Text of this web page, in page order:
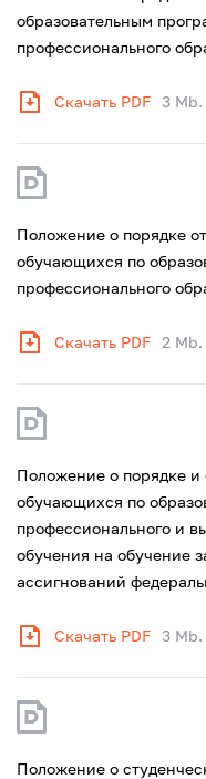
образовательным
профессионального
Скачать PDF 3 Mb.
Положение о порядке
обучающихся по
профессионального
Скачать PDF 2 Mb.
Положение о порядке и
обучающихся по
профессионального и
обучения на обучение
ассигнований
Скачать PDF 3 Mb.
Положение о